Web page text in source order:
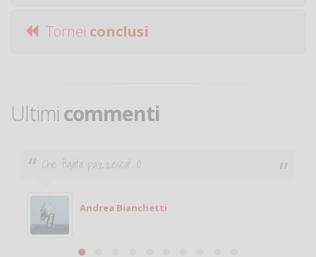
Tornei conclusi
Ultimi commenti
Ciao. Sono a Treviglio da poco e vorrei tornare a
Michele
Michele Miglionico